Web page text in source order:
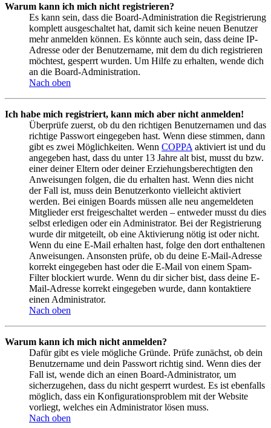
Warum kann ich mich nicht registrieren?
Es kann sein, dass die Board-Administration die Registrierung
komplett ausgeschaltet hat, damit sich keine neuen Benutzer
mehr anmelden können. Es könnte auch sein, dass deine IP-
Adresse oder der Benutzername, mit dem du dich registrieren
möchtest, gesperrt wurden. Um Hilfe zu erhalten, wende dich
an die Board-Administration.
Nach oben
Ich habe mich registriert, kann mich aber nicht anmelden!
Überprüfe zuerst, ob du den richtigen Benutzernamen und das
richtige Passwort eingegeben hast. Wenn diese stimmen, dann
gibt es zwei Möglichkeiten. Wenn COPPA aktiviert ist und du
angegeben hast, dass du unter 13 Jahre alt bist, musst du bzw.
einer deiner Eltern oder deiner Erziehungsberechtigten den
Anweisungen folgen, die du erhalten hast. Wenn dies nicht
der Fall ist, muss dein Benutzerkonto vielleicht aktiviert
werden. Bei einigen Boards müssen alle neu angemeldeten
Mitglieder erst freigeschaltet werden – entweder musst du dies
selbst erledigen oder ein Administrator. Bei der Registrierung
wurde dir mitgeteilt, ob eine Aktivierung nötig ist oder nicht.
Wenn du eine E-Mail erhalten hast, folge den dort enthaltenen
Anweisungen. Ansonsten prüfe, ob du deine E-Mail-Adresse
korrekt eingegeben hast oder die E-Mail von einem Spam-
Filter blockiert wurde. Wenn du dir sicher bist, dass deine E-
Mail-Adresse korrekt eingegeben wurde, dann kontaktiere
einen Administrator.
Nach oben
Warum kann ich mich nicht anmelden?
Dafür gibt es viele mögliche Gründe. Prüfe zunächst, ob dein
Benutzername und dein Passwort richtig sind. Wenn dies der
Fall ist, wende dich an einen Board-Administrator, um
sicherzugehen, dass du nicht gesperrt wurdest. Es ist ebenfalls
möglich, dass ein Konfigurationsproblem mit der Website
vorliegt, welches ein Administrator lösen muss.
Nach oben